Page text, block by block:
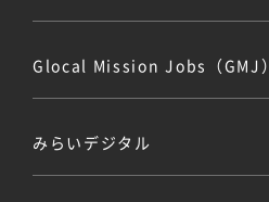
Glocal Mission Jobs（GMJ）
みらいデジタル